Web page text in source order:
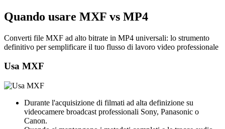
Quando usare MXF vs MP4
Converti file MXF ad alto bitrate in MP4 universali: lo strumento
definitivo per semplificare il tuo flusso di lavoro video professionale
Usa MXF
Durante l'acquisizione di filmati ad alta definizione su
videocamere broadcast professionali Sony, Panasonic o
Canon.